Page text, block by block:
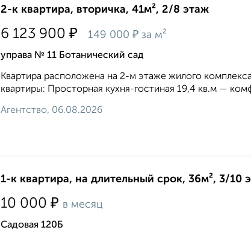
2-к квартира, вторичка, 41м², 2/8 этаж
6 123 900 ₽ 149 000 ₽ за м²
управа № 11 Ботанический сад
Квартира расположена на 2-м этаже жилого
квартиры: Просторная кухня-гостиная 19,4 кв.м —
Агентство, 06.08.2026
1-к квартира, на длительный срок, 36м², 3/10
10 000 ₽ в месяц
Садовая 120Б